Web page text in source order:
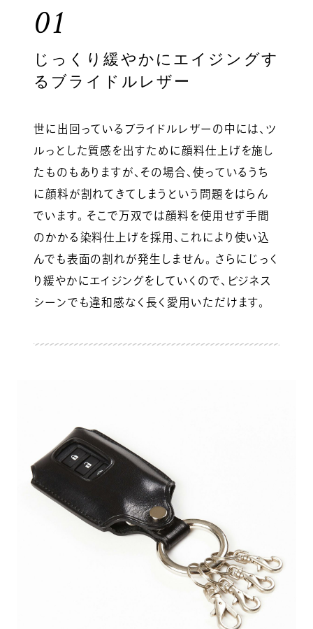
01
じっくり緩やかにエイジングす
るブライドルレザー
世に出回っているブライドルレザーの中には、ツ
ルっとした質感を出すために顔料仕上げを施し
たものもありますが、その場合、使っているうち
に顔料が割れてきてしまうという問題をはらん
でいます。 そこで万双では顔料を使用せず手間
のかかる染料仕上げを採用、これにより使い込
んでも表面の割れが発生しません。 さらにじっく
り緩やかにエイジングをしていくので、ビジネス
シーンでも違和感なく長く愛用いただけます。